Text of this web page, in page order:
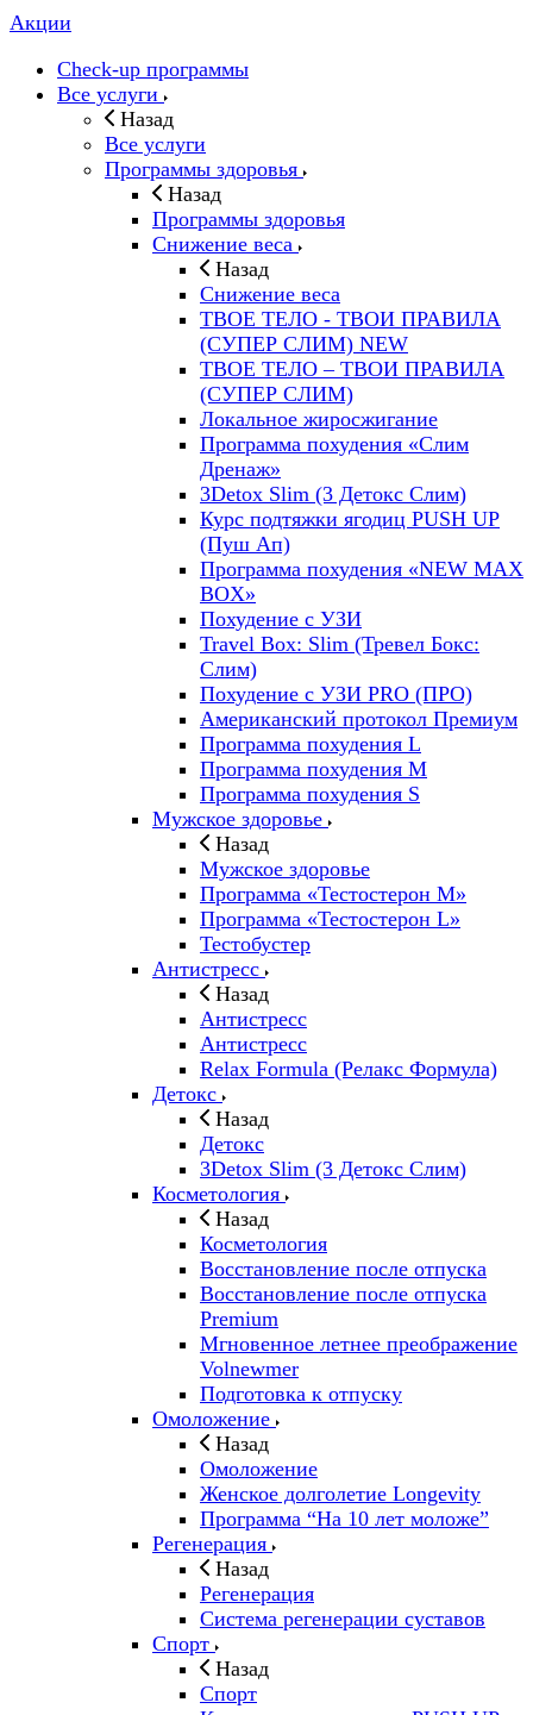
Акции
Check-up программы
Все услуги
Назад
Все услуги
Программы здоровья
Назад
Программы здоровья
Снижение веса
Назад
Снижение веса
ТВОЕ ТЕЛО - ТВОИ ПРАВИЛА
(СУПЕР СЛИМ) NEW
ТВОЕ ТЕЛО – ТВОИ ПРАВИЛА
(СУПЕР СЛИМ)
Локальное жиросжигание
Программа похудения «Слим
Дренаж»
3Detox Slim (3 Детокс Слим)
Курс подтяжки ягодиц PUSH UP
(Пуш Ап)
Программа похудения «NEW MAX
BOX»
Похудение с УЗИ
Travel Box: Slim (Тревел Бокс:
Слим)
Похудение с УЗИ PRO (ПРО)
Американский протокол Премиум
Программа похудения L
Программа похудения M
Программа похудения S
Мужское здоровье
Назад
Мужское здоровье
Программа «Тестостерон M»
Программа «Тестостерон L»
Тестобустер
Антистресс
Назад
Антистресс
Антистресс
Relax Formula (Релакс Формула)
Детокс
Назад
Детокс
3Detox Slim (3 Детокс Слим)
Косметология
Назад
Косметология
Восстановление после отпуска
Восстановление после отпуска
Premium
Мгновенное летнее преображение
Volnewmer
Подготовка к отпуску
Омоложение
Назад
Омоложение
Женское долголетие Longevity
Программа “На 10 лет моложе”
Регенерация
Назад
Регенерация
Система регенерации суставов
Спорт
Назад
Спорт